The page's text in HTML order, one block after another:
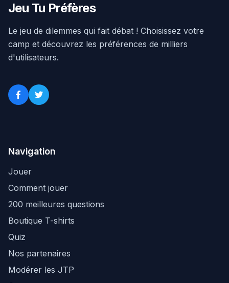
Jeu Tu Préfères
Le jeu de dilemmes qui fait débat ! Choisissez votre
camp et découvrez les préférences de milliers
d'utilisateurs.
Navigation
Jouer
Comment jouer
200 meilleures questions
Boutique T-shirts
Quiz
Nos partenaires
Modérer les JTP